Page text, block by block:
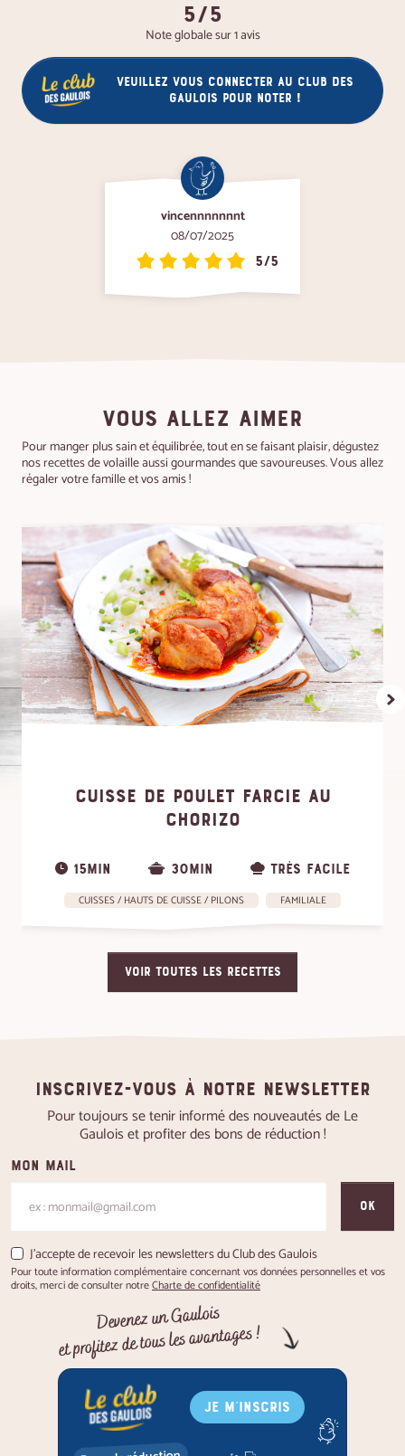
5/5
Note globale sur 1 avis
Veuillez vous connecter au club des
gaulois pour noter !
vincennnnnnnt
08/07/2025
5/5
VOUS ALLEZ AIMER
Pour manger plus sain et équilibrée, tout en se faisant plaisir, dégustez
nos recettes de volaille aussi gourmandes que savoureuses. Vous allez
régaler votre famille et vos amis !
CUISSE DE POULET FARCIE AU
CHORIZO
15MIN 30MIN TRÈS FACILE
CUISSES / HAUTS DE CUISSE / PILONS FAMILIALE
VOIR TOUTES LES RECETTES
Inscrivez-vous à notre newsletter
Pour toujours se tenir informé des nouveautés de Le
Gaulois et profiter des bons de réduction !
Mon mail
OK
J'accepte de recevoir les newsletters du Club des Gaulois
Pour toute information complémentaire concernant vos données personnelles et vos
droits, merci de consulter notreCharte de confidentialité
Devenez un Gaulois
et profitez de tous les avantages !
JE M'INSCRIS